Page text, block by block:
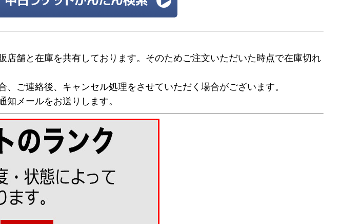
店舗と在庫を共有しております。そのためご注文いただいた時点で在庫切れ
ご連絡後、キャンセル処理をさせていただく場合がございます。
メールをお送りします。